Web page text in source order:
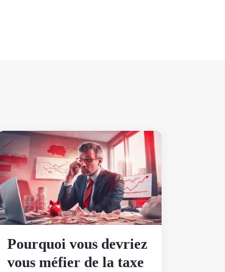
Pourquoi vous devriez
vous méfier de la taxe